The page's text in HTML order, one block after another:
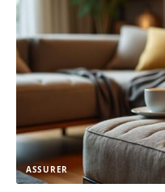
ASSURER